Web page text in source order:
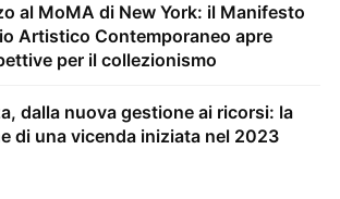
al MoMA di New York: il Manifesto
Artistico Contemporaneo apre
per il collezionismo
dalla nuova gestione ai ricorsi: la
di una vicenda iniziata nel 2023